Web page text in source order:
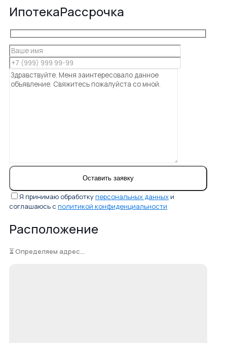
ИпотекаРассрочка
Я принимаю обработкуперсональных данных и
соглашаюсь с политикой конфиденциальности
Расположение
⏳ Определяем адрес...